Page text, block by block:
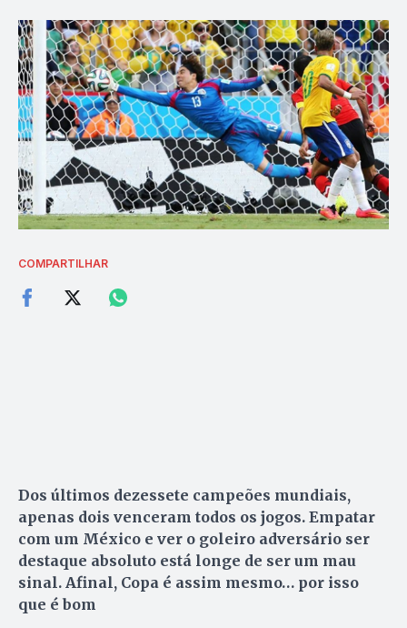
COMPARTILHAR
Dos últimos dezessete campeões mundiais,
apenas dois venceram todos os jogos. Empatar
com um México e ver o goleiro adversário ser
destaque absoluto está longe de ser um mau
sinal. Afinal, Copa é assim mesmo… por isso
que é bom